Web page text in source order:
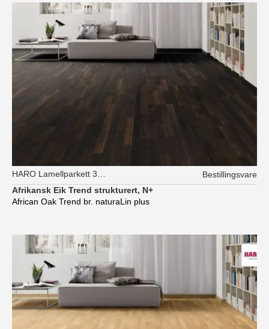
Bestillingsvare
Afrikansk Eik Trend strukturert, N+
African Oak Trend br. naturaLin plus